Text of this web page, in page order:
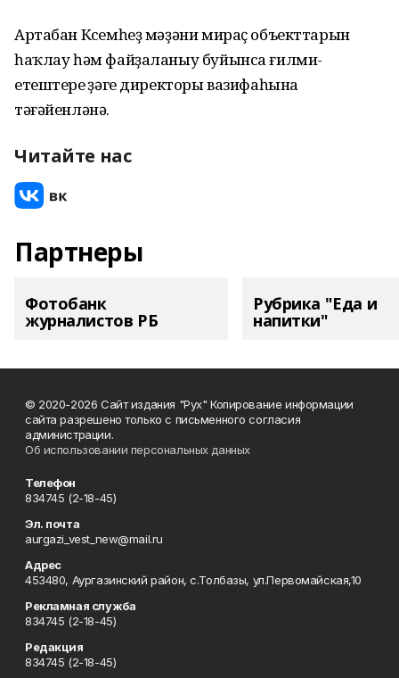
Артабан Күсемһеҙ мәҙәни мираҫ объекттарын
һаҡлау һәм файҙаланыу буйынса ғилми-
етештереү үҙәге директоры вазифаһына
тәғәйенләнә.
Читайте нас
Партнеры
Фотобанк
журналистов РБ
Рубрика "Еда и
напитки"
© 2020-2026 Сайт издания "Рух" Копирование информации
сайта разрешено только с письменного согласия
администрации.
Об использовании персональных данных
Телефон
834745 (2-18-45)
Эл. почта
aurgazi_vest_new@mail.ru
Адрес
453480, Аургазинский район, с.Толбазы, ул.Первомайская,10
Рекламная служба
834745 (2-18-45)
Редакция
834745 (2-18-45)